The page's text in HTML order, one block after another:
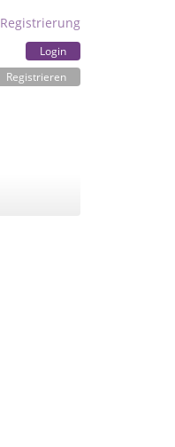
Registrierung
Login
Registrieren